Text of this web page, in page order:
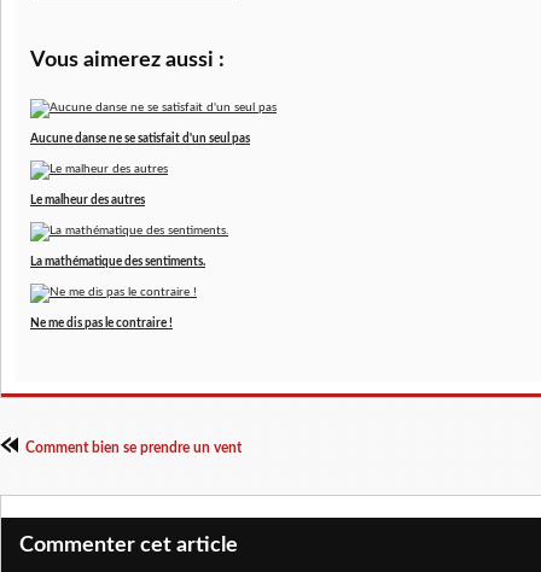
Vous aimerez aussi :
Aucune danse ne se satisfait d'un seul pas
Le malheur des autres
La mathématique des sentiments.
Ne me dis pas le contraire !
Comment bien se prendre un vent
Commenter cet article